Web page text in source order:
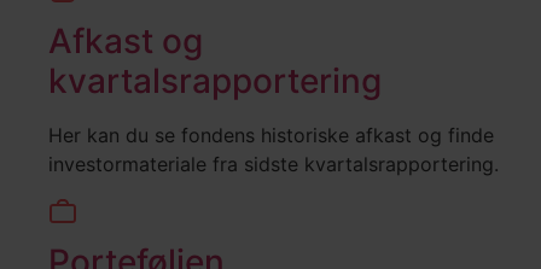
Afkast og
kvartalsrapportering
Her kan du se fondens historiske afkast og finde
investormateriale fra sidste kvartalsrapportering.